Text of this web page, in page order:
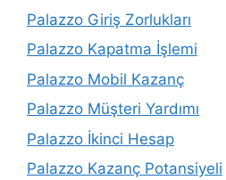
Palazzo Giriş Zorlukları
Palazzo Kapatma İşlemi
Palazzo Mobil Kazanç
Palazzo Müşteri Yardımı
Palazzo İkinci Hesap
Palazzo Kazanç Potansiyeli